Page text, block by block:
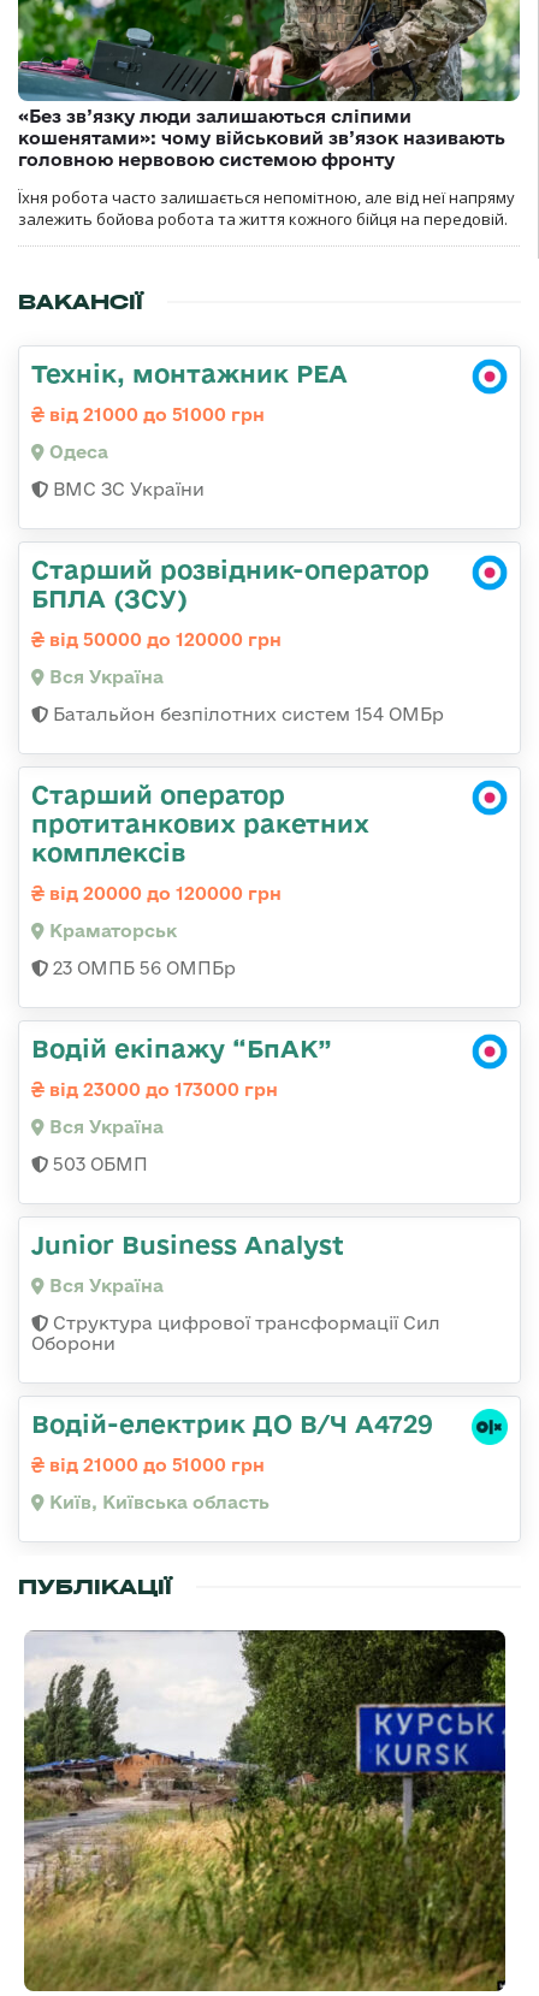
«Без зв’язку люди залишаються сліпими
кошенятами»: чому військовий зв’язок називають
головною нервовою системою фронту
Їхня робота часто залишається непомітною, але від неї напряму
залежить бойова робота та життя кожного бійця на передовій.
ВАКАНСІЇ
Технік, монтажник РЕА
від 21000 до 51000 грн
Одеса
ВМС ЗС України
Старший розвідник-оператор
БПЛА (ЗСУ)
від 50000 до 120000 грн
Вся Україна
Батальйон безпілотних систем 154 ОМБр
Старший оператор
протитанкових ракетних
комплексів
від 20000 до 120000 грн
Краматорськ
23 ОМПБ 56 ОМПБр
Водій екіпажу “БпАК”
від 23000 до 173000 грн
Вся Україна
503 ОБМП
Junior Business Analyst
Вся Україна
Структура цифрової трансформації Сил
Оборони
Водій-електрик ДО В/Ч А4729
від 21000 до 51000 грн
Київ, Київська область
ПУБЛІКАЦІЇ